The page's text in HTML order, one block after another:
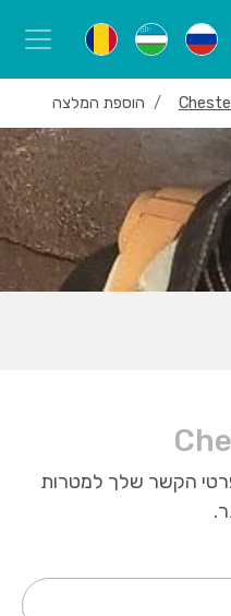
הוספת המלצה
הקשר שלך למטרות